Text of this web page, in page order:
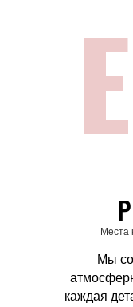
Мы
каждая
Места